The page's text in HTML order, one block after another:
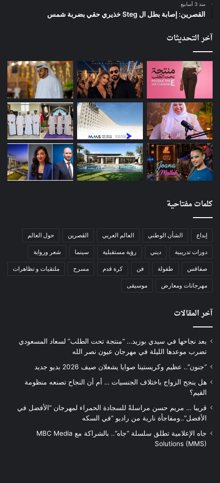
منذ 3 أسابيع
القصرين: إصابة بطل ال Steg خذيري حقي بضربة شمس
آخر التحديثات
كلمات مفتاحية
إبداع الشأن الوطني العالم العربي الڨصرين حول العالم
دورات تدريبية ديني رؤية مستقبلية سينما شعر ورواية
صفاقس طفولة فن كرة قدم مسرح ملتقيات و تظاهرات
مهرجانات ومعارض موسيقى
آخر المقالات
بعد نجاحها في سيدي بوزيد… “منتجة تحت الطلب” لسعاد المسعودي
تضرب موعدها الليلة في مهرجان عيون نصر الله
“جنون”.. عظيم وكريستينا صوايا يشعلان صيف 2026 بديو جديد
هل ينجح الزواج باختلاف الجنسيات … أم أن النجاح تصنعه منظومة
القيم؟
قريبا … مريم حسن مراسلةً للسجادة الحمراء لمهرجان “الأفضل في
الأفضل”..ومفاجأة نارية من راديو “في السكه
جاه الإعلامية تطلق سلسلة “جاه”.. بالشراكة مع MBC Media
Solutions (MMS)